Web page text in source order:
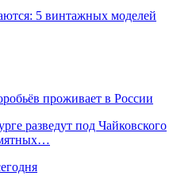
5 винтажных моделей
проживает в России
разведут под Чайковского